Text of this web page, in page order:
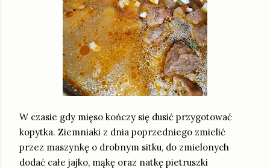
W czasie gdy mięso kończy się dusić przygotować
kopytka. Ziemniaki z dnia poprzedniego zmielić
przez maszynkę o drobnym sitku, do zmielonych
dodać całe jajko, mąkę oraz natkę pietruszki